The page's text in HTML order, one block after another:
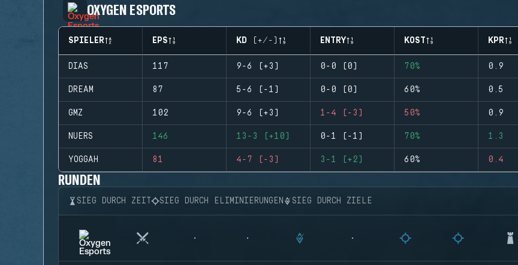
OXYGEN ESPORTS
SPIELER EPS KD (+/-) ENTRY KOST KPR
DIAS 117 9-6 (+3) 0-0 (0) 70% 0.9
DREAM 87 5-6 (-1) 0-0 (0) 60% 0.5
GMZ 102 9-6 (+3) 1-4 (-3) 50% 0.9
NUERS 146 13-3 (+10) 0-1 (-1) 70% 1.3
YOGGAH 81 4-7 (-3) 3-1 (+2) 60% 0.4
RUNDEN
SIEG DURCH ZEIT SIEG DURCH ELIMINIERUNGEN SIEG DURCH ZIELE